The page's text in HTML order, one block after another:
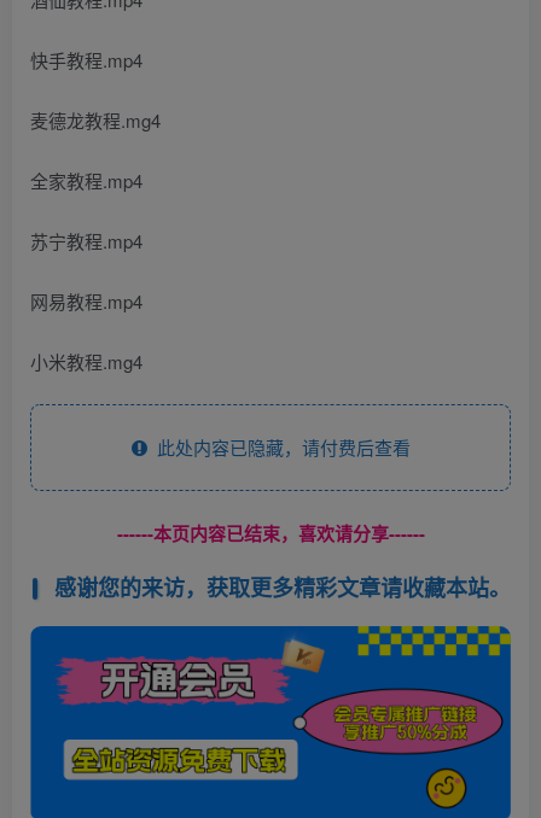
快手教程.mp4
麦德龙教程.mg4
全家教程.mp4
苏宁教程.mp4
网易教程.mp4
小米教程.mg4
此处内容已隐藏，请付费后查看
------本页内容已结束，喜欢请分享------
感谢您的来访，获取更多精彩文章请收藏本站。